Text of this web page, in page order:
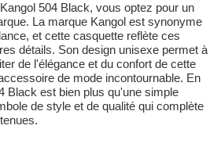
504 Black, vous optez pour un
La marque Kangol est synonyme
et cette casquette reflète ces
détails. Son design unisexe permet à
de l'élégance et du confort de cette
de mode incontournable. En
Black est bien plus qu'une simple
de style et de qualité qui complète